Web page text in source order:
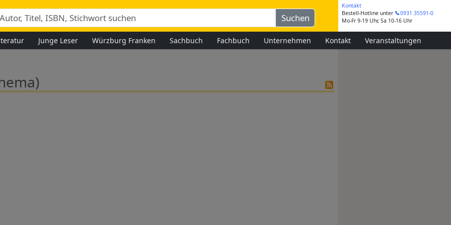
Kontakt
Bestell-Hotline unter
0931 35591-0
Mo-Fr 9-19 Uhr, Sa 10-16 Uhr
Junge Leser Würzburg Franken Sachbuch Fachbuch Unternehmen Kontakt Veranstaltungen